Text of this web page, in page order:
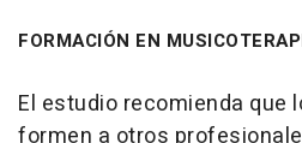
FORMACIÓN EN
El estudio recomienda que